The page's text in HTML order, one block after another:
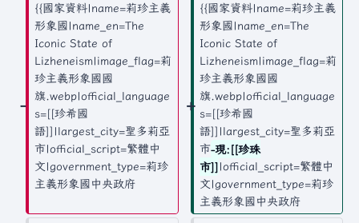
{{國家資料|name=莉珍主義
形象國|name_en=The
Iconic State of
Lizheneism|image_flag=莉
珍主義形象國國
旗.webp|official_language
s=[[珍希國
語]]|largest_city=聖多莉亞
市|official_script=繁體中
文|government_type=莉珍
主義形象國中央政府
{{國家資料|name=莉珍主義
形象國|name_en=The
Iconic State of
Lizheneism|image_flag=莉
珍主義形象國國
旗.webp|official_language
s=[[珍希國
語]]|largest_city=聖多莉亞
市-現:[[珍珠
市]]|official_script=繁體中
文|government_type=莉珍
主義形象國中央政府